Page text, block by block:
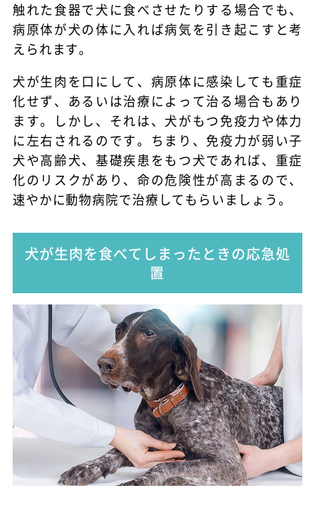
触れた食器で犬に食べさせたりする場合でも、
病原体が犬の体に入れば病気を引き起こすと考
えられます。
犬が生肉を口にして、病原体に感染しても重症
化せず、あるいは治療によって治る場合もあり
ます。しかし、それは、犬がもつ免疫力や体力
に左右されるのです。ちまり、免疫力が弱い子
犬や高齢犬、基礎疾患をもつ犬であれば、重症
化のリスクがあり、命の危険性が高まるので、
速やかに動物病院で治療してもらいましょう。
犬が生肉を食べてしまったときの応急処
置